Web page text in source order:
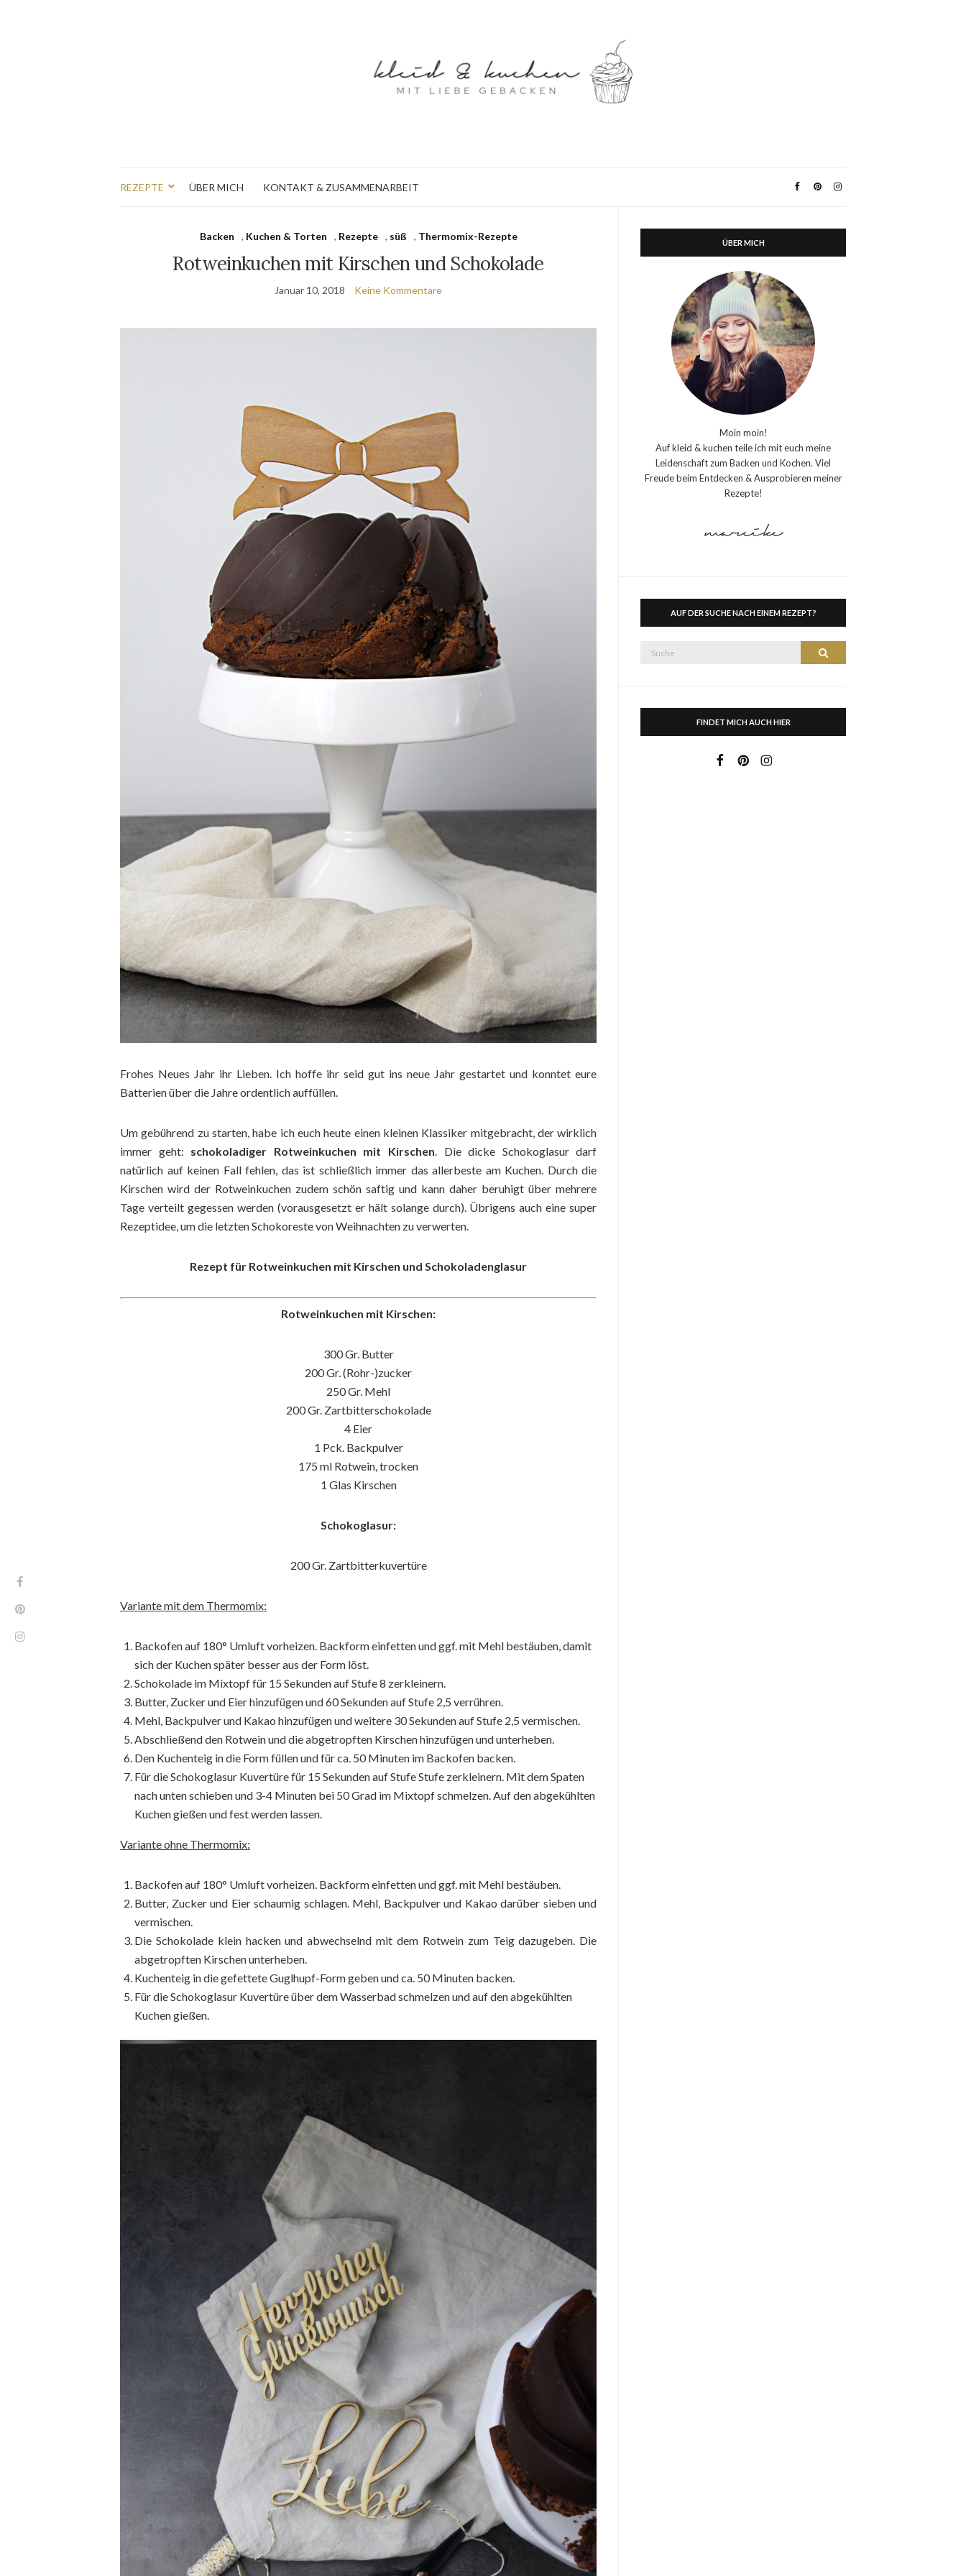
REZEPTE ÜBER MICH KONTAKT & ZUSAMMENARBEIT
Backen , Kuchen & Torten , Rezepte , süß , Thermomix-Rezepte
Rotweinkuchen mit Kirschen und Schokolade
Januar 10, 2018 Keine Kommentare
Frohes Neues Jahr ihr Lieben. Ich hoffe ihr seid gut ins neue Jahr gestartet und konntet eure
Batterien über die Jahre ordentlich auffüllen.
Um gebührend zu starten, habe ich euch heute einen kleinen Klassiker mitgebracht, der wirklich
immer geht: schokoladiger Rotweinkuchen mit Kirschen. Die dicke Schokoglasur darf
natürlich auf keinen Fall fehlen, das ist schließlich immer das allerbeste am Kuchen. Durch die
Kirschen wird der Rotweinkuchen zudem schön saftig und kann daher beruhigt über mehrere
Tage verteilt gegessen werden (vorausgesetzt er hält solange durch). Übrigens auch eine super
Rezeptidee, um die letzten Schokoreste von Weihnachten zu verwerten.
Rezept für Rotweinkuchen mit Kirschen und Schokoladenglasur
Rotweinkuchen mit Kirschen:
300 Gr. Butter
200 Gr. (Rohr-)zucker
250 Gr. Mehl
200 Gr. Zartbitterschokolade
4 Eier
1 Pck. Backpulver
175 ml Rotwein, trocken
1 Glas Kirschen
Schokoglasur:
200 Gr. Zartbitterkuvertüre
Variante mit dem Thermomix:
Backofen auf 180° Umluft vorheizen. Backform einfetten und ggf. mit Mehl bestäuben, damit
sich der Kuchen später besser aus der Form löst.
Schokolade im Mixtopf für 15 Sekunden auf Stufe 8 zerkleinern.
Butter, Zucker und Eier hinzufügen und 60 Sekunden auf Stufe 2,5 verrühren.
Mehl, Backpulver und Kakao hinzufügen und weitere 30 Sekunden auf Stufe 2,5 vermischen.
Abschließend den Rotwein und die abgetropften Kirschen hinzufügen und unterheben.
Den Kuchenteig in die Form füllen und für ca. 50 Minuten im Backofen backen.
Für die Schokoglasur Kuvertüre für 15 Sekunden auf Stufe Stufe zerkleinern. Mit dem Spaten
nach unten schieben und 3-4 Minuten bei 50 Grad im Mixtopf schmelzen. Auf den abgekühlten
Kuchen gießen und fest werden lassen.
Variante ohne Thermomix:
Backofen auf 180° Umluft vorheizen. Backform einfetten und ggf. mit Mehl bestäuben.
Butter, Zucker und Eier schaumig schlagen. Mehl, Backpulver und Kakao darüber sieben und
vermischen.
Die Schokolade klein hacken und abwechselnd mit dem Rotwein zum Teig dazugeben. Die
abgetropften Kirschen unterheben.
Kuchenteig in die gefettete Guglhupf-Form geben und ca. 50 Minuten backen.
Für die Schokoglasur Kuvertüre über dem Wasserbad schmelzen und auf den abgekühlten
Kuchen gießen.
ÜBER MICH
Moin moin!
Auf kleid & kuchen teile ich mit euch meine
Leidenschaft zum Backen und Kochen. Viel
Freude beim Entdecken & Ausprobieren meiner
Rezepte!
AUF DER SUCHE NACH EINEM REZEPT?
Suche
Suche
FINDET MICH AUCH HIER